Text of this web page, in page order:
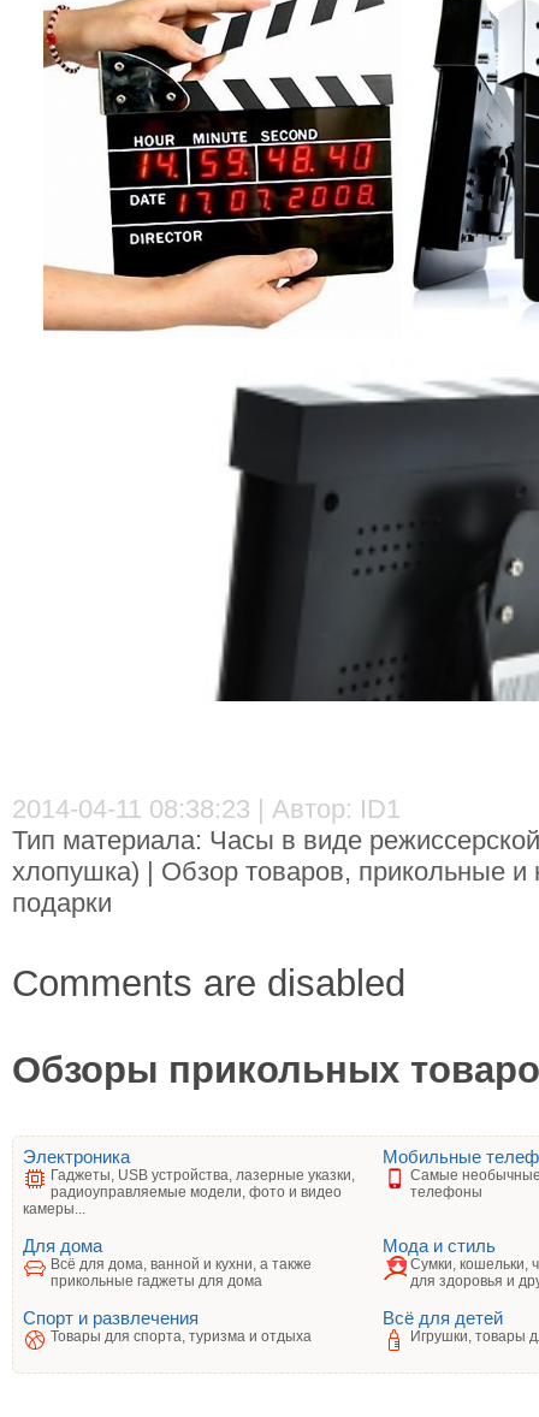
2014-04-11 08:38:23 | Автор: ID1
Тип материала: Часы в виде
хлопушка) | Обзор товаров, прикольные
подарки
Comments are disabled
Обзоры прикольных
Электроника
Гаджеты, USB устройства, лазерные указки,
радиоуправляемые модели, фото и видео
камеры...
Мобильные
Самые
телефоны
Для дома
Всё для дома, ванной и кухни, а также
прикольные гаджеты для дома
Мода и стиль
Сумки, кошельки,
для здоровья и
Спорт и развлечения
Товары для спорта, туризма и отдыха
Всё для детей
Игрушки, товары